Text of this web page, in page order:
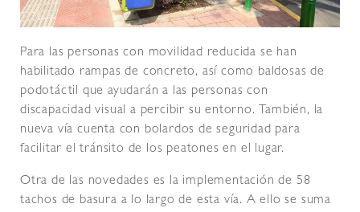
Para las personas con movilidad reducida se han
habilitado rampas de concreto, así como baldosas de
podotáctil que ayudarán a las personas con
discapacidad visual a percibir su entorno. También, la
nueva vía cuenta con bolardos de seguridad para
facilitar el tránsito de los peatones en el lugar.
Otra de las novedades es la implementación de 58
tachos de basura a lo largo de esta vía. A ello se suma